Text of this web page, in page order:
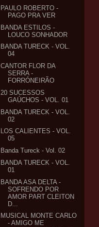
PAULO ROBERTO -
PAGO PRA VER
BANDA ESTILOS -
LOUCO SONHADOR
BANDA TURECK - VOL.
04
CANTOR FLOR DA
SERRA -
FORRÓNEIRÃO
20 SUCESSOS
GAÚCHOS - VOL. 01
BANDA TURECK - VOL.
02
LOS CALIENTES - VOL.
05
Banda Tureck - Vol. 02
BANDA TURECK - VOL.
01
BANDA ASA DELTA -
SOFRENDO POR
AMOR PART CLEITON
D...
MUSICAL MONTE CARLO
- AMIGO ME